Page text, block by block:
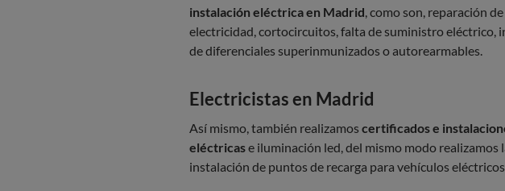
instalación eléctrica en Madrid, como son, reparación
electricidad, cortocircuitos, falta de suministro eléctrico,
de diferenciales superinmunizados o autorearmables.
Electricistas en Madrid
Así mismo, también realizamos certificados e
eléctricase iluminación led, del mismo modo realizamos
instalación de puntos de recarga para vehículos